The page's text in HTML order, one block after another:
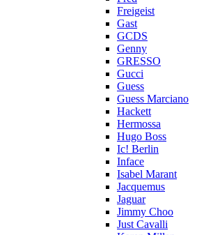
Freigeist
Gast
GCDS
Genny
GRESSO
Gucci
Guess
Guess Marciano
Hackett
Hermossa
Hugo Boss
Ic! Berlin
Inface
Isabel Marant
Jacquemus
Jaguar
Jimmy Choo
Just Cavalli